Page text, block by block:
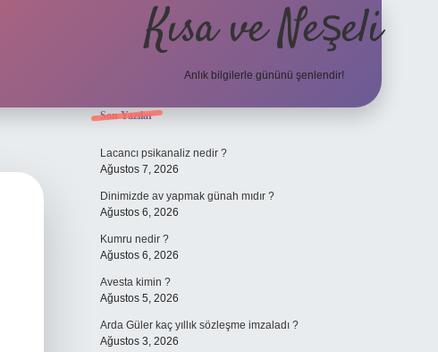
Kısa ve Neşeli
Anlık bilgilerle gününü şenlendir!
Sidebar
Son Yazılar
Lacancı psikanaliz nedir ?
Ağustos 7, 2026
Dinimizde av yapmak günah mıdır ?
Ağustos 6, 2026
Kumru nedir ?
Ağustos 6, 2026
Avesta kimin ?
Ağustos 5, 2026
Arda Güler kaç yıllık sözleşme imzaladı ?
Ağustos 3, 2026